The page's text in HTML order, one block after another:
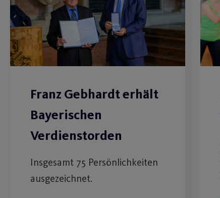
Franz Gebhardt erhält
Bayerischen
Verdienstorden
Insgesamt 75 Persönlichkeiten
ausgezeichnet.